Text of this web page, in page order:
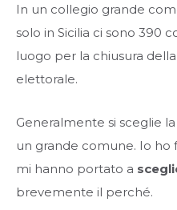
In un collegio grande
solo in Sicilia ci sono 390
luogo per la chiusura
elettorale.
Generalmente si sceglie
un grande comune. Io ho
mi hanno portato a
brevemente il perché.